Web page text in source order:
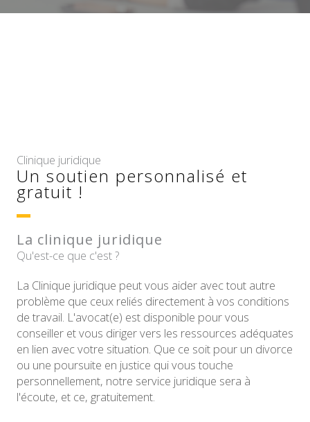
Clinique juridique
Un soutien personnalisé et
gratuit !
La clinique juridique
Qu'est-ce que c'est ?
La Clinique juridique peut vous aider avec tout autre
problème que ceux reliés directement à vos conditions
de travail. L'avocat(e) est disponible pour vous
conseiller et vous diriger vers les ressources adéquates
en lien avec votre situation. Que ce soit pour un divorce
ou une poursuite en justice qui vous touche
personnellement, notre service juridique sera à
l'écoute, et ce, gratuitement.